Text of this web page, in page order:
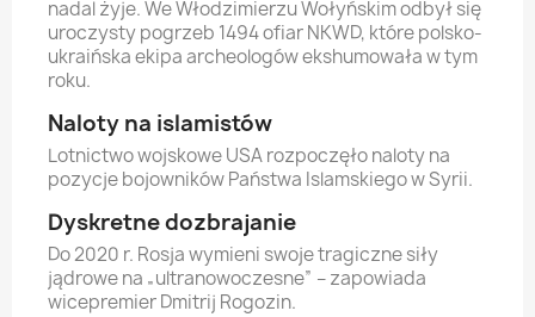
nadal żyje. We Włodzimierzu Wołyńskim odbył się
uroczysty pogrzeb 1494 ofiar NKWD, które polsko-
ukraińska ekipa archeologów ekshumowała w tym
roku.
Naloty na islamistów
Lotnictwo wojskowe USA rozpoczęło naloty na
pozycje bojowników Państwa Islamskiego w Syrii.
Dyskretne dozbrajanie
Do 2020 r. Rosja wymieni swoje tragiczne siły
jądrowe na „ultranowoczesne” – zapowiada
wicepremier Dmitrij Rogozin.